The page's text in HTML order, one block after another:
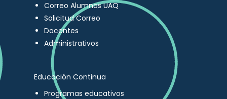
Correo Alumnos UAQ
Solicitud Correo
Docentes
Administrativos
Educación Continua
Programas educativos